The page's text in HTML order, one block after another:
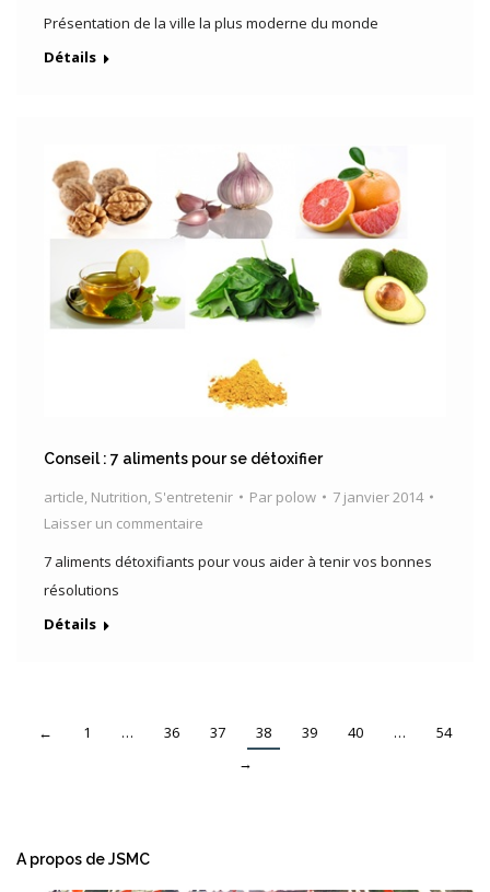
Présentation de la ville la plus moderne du monde
Détails
Conseil : 7 aliments pour se détoxifier
article, Nutrition, S'entretenir Par polow
7 janvier 2014
Laisser un commentaire
7 aliments détoxifiants pour vous aider à tenir vos bonnes
résolutions
Détails
← 1 … 36 37 38 39 40 …
54
→
A propos de JSMC